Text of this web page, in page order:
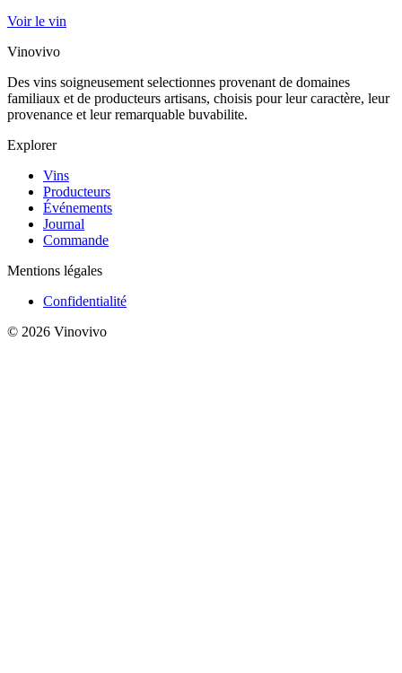
Voir le vin
Vinovivo
Des vins soigneusement selectionnes provenant de domaines
familiaux et de producteurs artisans, choisis pour leur caractère, leur
provenance et leur remarquable buvabilite.
Explorer
Vins
Producteurs
Événements
Journal
Commande
Mentions légales
Confidentialité
© 2026 Vinovivo